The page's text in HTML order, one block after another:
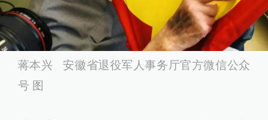
蒋本兴 安徽省退役军人事务厅官方微信公众
号 图